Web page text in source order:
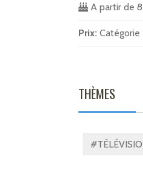
A partir de
Prix: Catégorie
THÈMES